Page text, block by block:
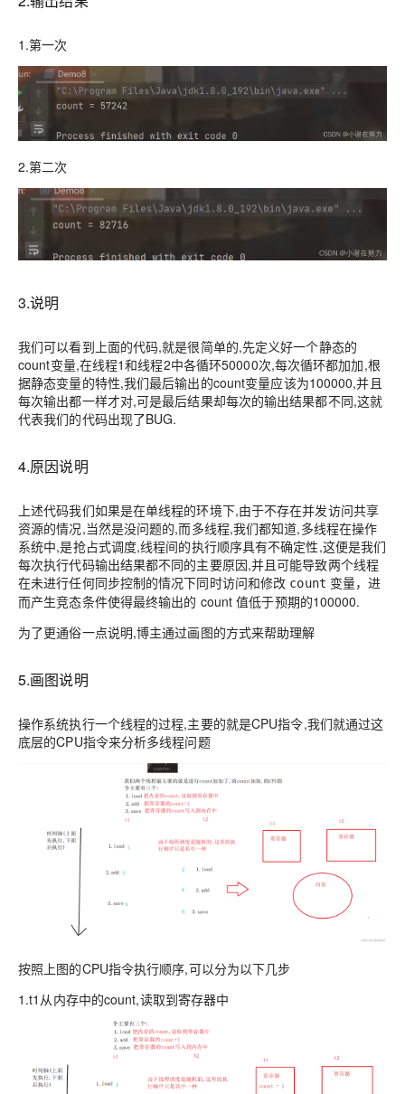
1.第一次
2.第二次
3.说明
我们可以看到上面的代码,就是很简单的,先定义好一个静态的
count变量,在线程1和线程2中各循环50000次,每次循环都加加,根
据静态变量的特性,我们最后输出的count变量应该为100000,并且
每次输出都一样才对,可是最后结果却每次的输出结果都不同,这就
代表我们的代码出现了BUG.
4.原因说明
上述代码我们如果是在单线程的环境下,由于不存在并发访问共享
资源的情况,当然是没问题的,而多线程,我们都知道,多线程在操作
系统中,是抢占式调度,线程间的执行顺序具有不确定性,这便是我们
每次执行代码输出结果都不同的主要原因,并且可能导致两个线程
在未进行任何同步控制的情况下同时访问和修改 count 变量，进
而产生竞态条件使得最终输出的 count 值低于预期的100000.
为了更通俗一点说明,博主通过画图的方式来帮助理解
5.画图说明
操作系统执行一个线程的过程,主要的就是CPU指令,我们就通过这
底层的CPU指令来分析多线程问题
按照上图的CPU指令执行顺序,可以分为以下几步
1.t1从内存中的count,读取到寄存器中